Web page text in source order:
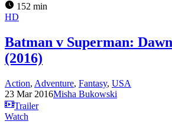
152 min
HD
Batman v Superman:
(2016)
Action, Adventure, Fantasy, USA
23 Mar 2016Misha Bukowski
Trailer
Watch